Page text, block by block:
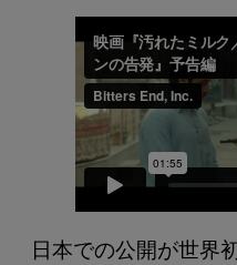
日本での公開が世界